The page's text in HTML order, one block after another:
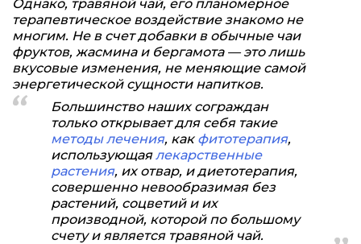
Однако, травяной чай, его планомерное
терапевтическое воздействие знакомо не
многим. Не в счет добавки в обычные чаи
фруктов, жасмина и бергамота — это лишь
вкусовые изменения, не меняющие самой
энергетической сущности напитков.
Большинство наших сограждан
только открывает для себя такие
методы лечения, как фитотерапия,
использующаялекарственные
растения, их отвар, и диетотерапия,
совершенно невообразимая без
растений, соцветий и их
производной, которой по большому
счету и является травяной чай.